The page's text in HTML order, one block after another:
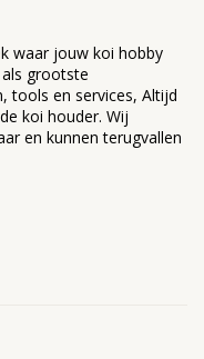
waar jouw koi hobby
grootste
tools en services, Altijd
koi houder. Wij
en kunnen terugvallen